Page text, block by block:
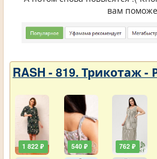
вам
RASH - 819. Трикотаж -
1 822 ₽ 540 ₽ 762 ₽